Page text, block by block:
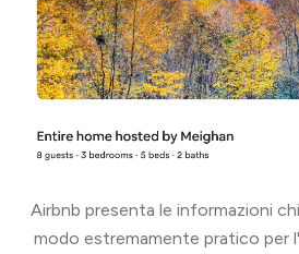
Airbnb presenta le informazioni
modo estremamente pratico per